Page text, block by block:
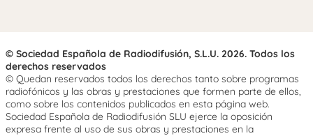
© Sociedad Española de Radiodifusión, S.L.U. 2026. Todos los
derechos reservados
© Quedan reservados todos los derechos tanto sobre programas
radiofónicos y las obras y prestaciones que formen parte de ellos,
como sobre los contenidos publicados en esta página web.
Sociedad Española de Radiodifusión SLU ejerce la oposición
expresa frente al uso de sus obras y prestaciones en la